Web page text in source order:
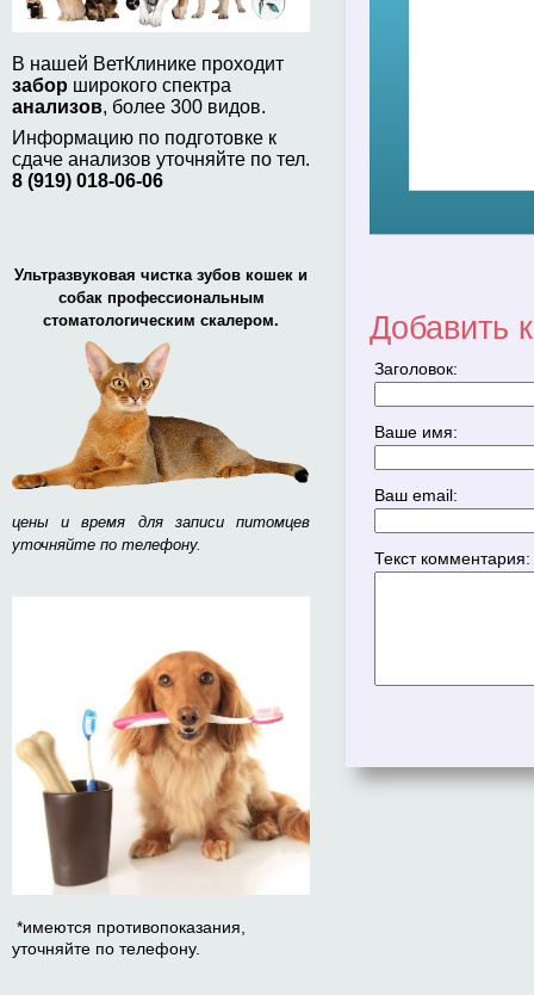
В нашей ВетКлинике проходит
забор широкого спектра
анализов, более 300 видов.
Информацию по подготовке к
сдаче анализов уточняйте по тел.
8 (919) 018-06-06
Ультразвуковая чистка зубов кошек и
собак профессиональным
стоматологическим скалером.
цены и время для записи питомцев
уточняйте по телефону.
*имеются противопоказания,
уточняйте по телефону.
Добавить
Заголовок:
Ваше имя:
Ваш email:
Текст комментария: